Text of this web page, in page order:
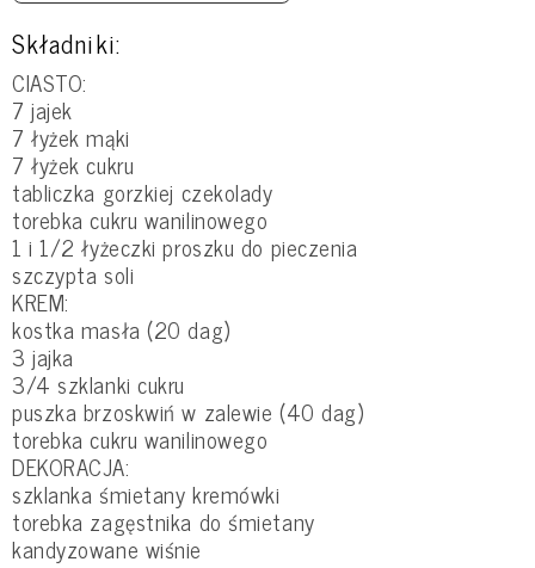
Składniki:
CIASTO:
7 jajek
7 łyżek mąki
7 łyżek cukru
tabliczka gorzkiej czekolady
torebka cukru wanilinowego
1 i 1/2 łyżeczki proszku do pieczenia
szczypta soli
KREM:
kostka masła (20 dag)
3 jajka
3/4 szklanki cukru
puszka brzoskwiń w zalewie (40 dag)
torebka cukru wanilinowego
DEKORACJA:
szklanka śmietany kremówki
torebka zagęstnika do śmietany
kandyzowane wiśnie